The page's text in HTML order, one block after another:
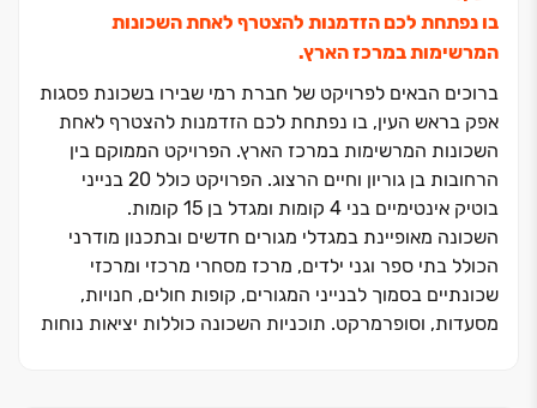
בו נפתחת לכם הזדמנות להצטרף לאחת השכונות
המרשימות במרכז הארץ.
ברוכים הבאים לפרויקט של חברת רמי שבירו בשכונת פסגות
אפק בראש העין, בו נפתחת לכם הזדמנות להצטרף לאחת
השכונות המרשימות במרכז הארץ. הפרויקט הממוקם בין
הרחובות בן גוריון וחיים הרצוג. הפרויקט כולל ‏20 בנייני
בוטיק אינטימיים בני ‏4 קומות ומגדל בן ‏15 קומות.
השכונה מאופיינת במגדלי מגורים חדשים ובתכנון מודרני
הכולל בתי ספר וגני ילדים, מרכז מסחרי מרכזי ומרכזי
שכונתיים בסמוך לבנייני המגורים, קופות חולים, חנויות,
מסעדות, וסופרמרקט. תוכניות השכונה כוללות יציאות נוחות